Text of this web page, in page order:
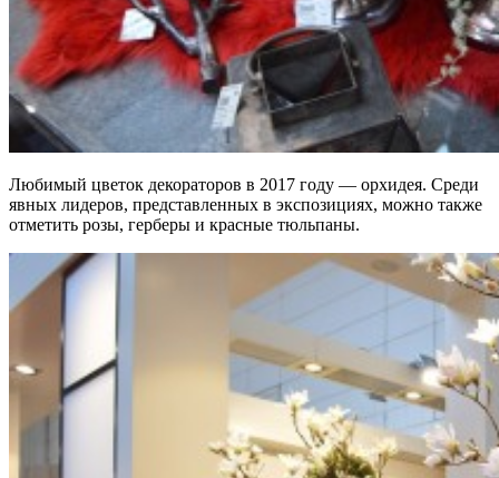
Любимый цветок декораторов в 2017 году — орхидея. Среди
явных лидеров, представленных в экспозициях, можно также
отметить розы, герберы и красные тюльпаны.